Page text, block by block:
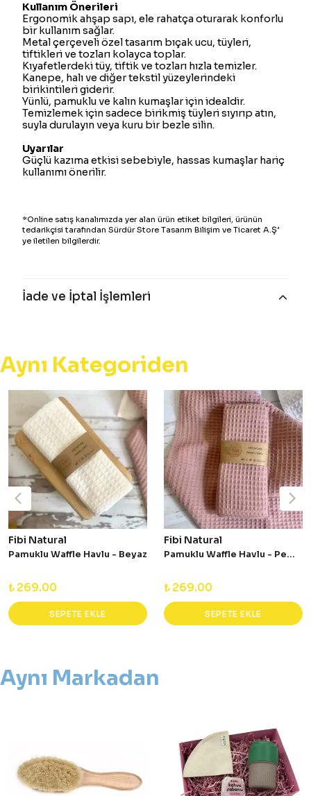
Kullanım Önerileri
Ergonomik ahşap sapı, ele rahatça oturarak konforlu
bir kullanım sağlar.
Metal çerçeveli özel tasarım bıçak ucu, tüyleri,
tiftikleri ve tozları kolayca toplar.
Kıyafetlerdeki tüy, tiftik ve tozları hızla temizler.
Kanepe, halı ve diğer tekstil yüzeylerindeki
birikintileri giderir.
Yünlü, pamuklu ve kalın kumaşlar için idealdir.
Temizlemek için sadece birikmiş tüyleri sıyırıp atın,
suyla durulayın veya kuru bir bezle silin.
Uyarılar
Güçlü kazıma etkisi sebebiyle, hassas kumaşlar hariç
kullanımı önerilir.
*Online satış kanalımızda yer alan ürün etiket bilgileri, ürünün
tedarikçisi tarafından Sürdür Store Tasarım Bilişim ve Ticaret A.Ş’
ye iletilen bilgilerdir.
İade ve İptal İşlemleri
Aynı Kategoriden
Fibi Natural
Pamuklu Waffle Havlu - Beyaz
₺ 269.00
SEPETE EKLE
Fibi Natural
Pamuklu Waffle Havlu - Pembe
₺ 269.00
SEPETE EKLE
Aynı Markadan